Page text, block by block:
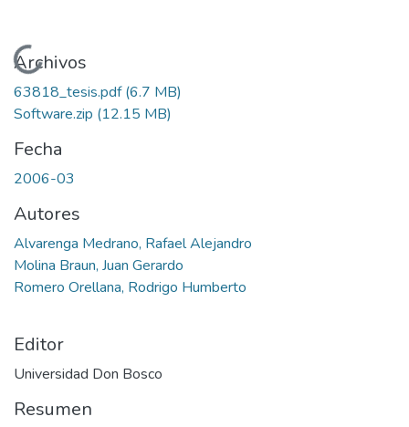
Cargando...
Archivos
63818_tesis.pdf(6.7 MB)
Software.zip (12.15 MB)
Fecha
2006-03
Autores
Alvarenga Medrano, Rafael Alejandro
Molina Braun, Juan Gerardo
Romero Orellana, Rodrigo Humberto
Editor
Universidad Don Bosco
Resumen